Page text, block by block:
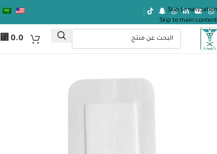
Skip to navigation
Skip to main content
⃁ 0.0